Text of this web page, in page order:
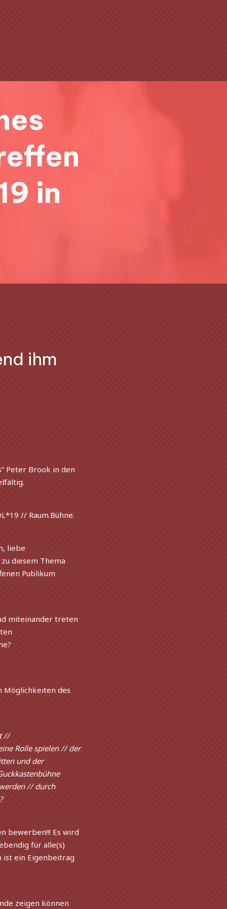
&
in
ihm
Peter Brook in den
*19 // Raum.Bühne.
liebe
diesem Thema
Publikum
mitein­an­der treten
Möglichkeiten des
//
Rolle spie­len // der
und der
// durch
bewer­ben!!! Es wird
für alle(s)
ist ein Eigenbeitrag
zeigen können